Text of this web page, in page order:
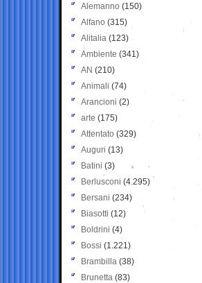
Alemanno (150)
Alfano (315)
Alitalia (123)
Ambiente (341)
AN (210)
Animali (74)
Arancioni (2)
arte (175)
Attentato (329)
Auguri (13)
Batini (3)
Berlusconi (4.295)
Bersani (234)
Biasotti (12)
Boldrini (4)
Bossi (1.221)
Brambilla (38)
Brunetta (83)